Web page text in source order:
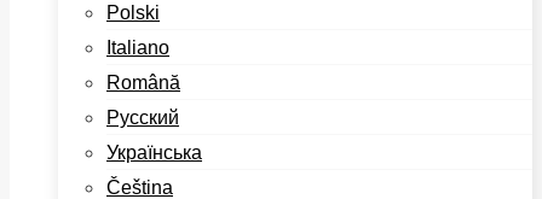
Polski
Italiano
Română
Русский
Українська
Čeština